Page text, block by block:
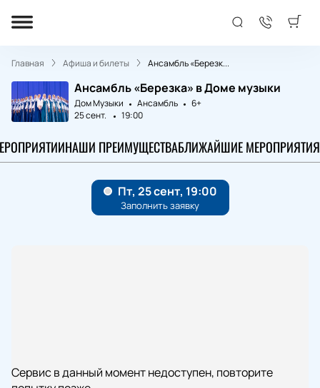
Главная Афиша и билеты Ансамбль «Березк...
Ансамбль «Березка» в Доме музыки
Дом Музыки Ансамбль
6+
25 сент.
19:00
НАШИ ПРЕИМУЩЕСТВАБЛИЖАЙШИЕ МЕРОПРИЯТИЯ
Сервис в данный момент недоступен, повторите